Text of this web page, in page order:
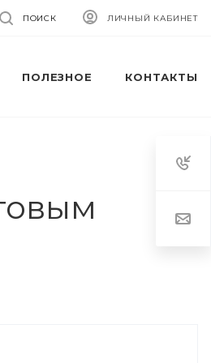
ЛИЧНЫЙ КАБИНЕТ
ПОИСК
ПОЛЕЗНОЕ КОНТАКТЫ